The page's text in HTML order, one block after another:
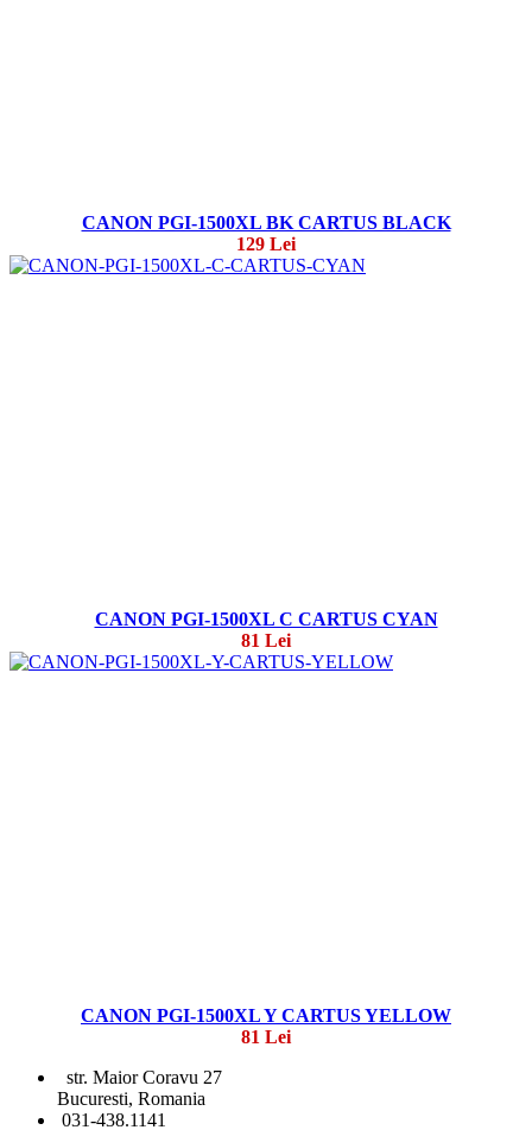
CANON PGI-1500XL BK CARTUS BLACK
129 Lei
CANON PGI-1500XL C CARTUS CYAN
81 Lei
CANON PGI-1500XL Y CARTUS YELLOW
81 Lei
str. Maior Coravu 27
Bucuresti, Romania
031-438.1141